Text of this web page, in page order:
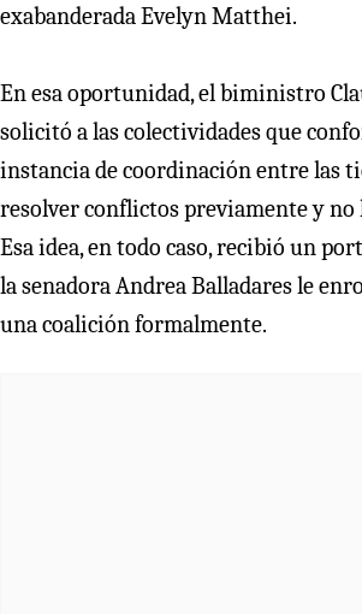
exabanderada Evelyn Matthei.
En esa oportunidad, el biministro
solicitó a las colectividades que
instancia de coordinación entre las
resolver conflictos previamente y no
Esa idea, en todo caso, recibió un
la senadora Andrea Balladares le
una coalición formalmente.